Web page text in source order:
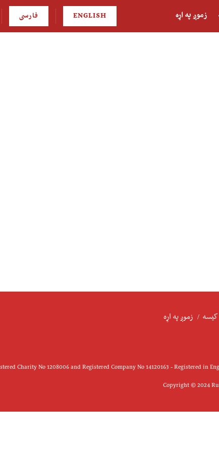
زموږ په اړه ENGLISH فارسی
کیسه زموږ په اړه
Charity No 1208006 and Registered Company No 14120163 - Registered in
Copyright © 2024